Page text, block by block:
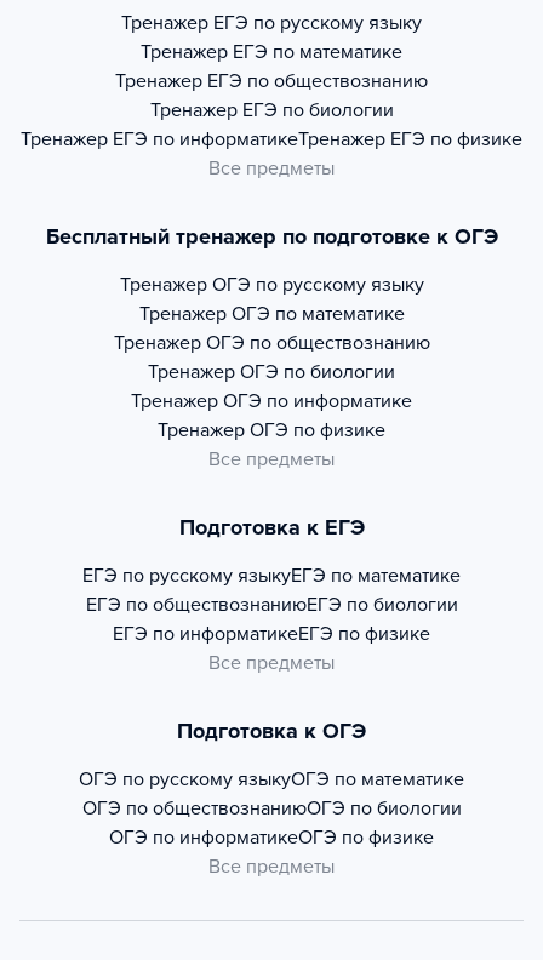
Тренажер ЕГЭ по русскому языку
Тренажер ЕГЭ по математике
Тренажер ЕГЭ по обществознанию
Тренажер ЕГЭ по биологии
Тренажер ЕГЭ по информатикеТренажер ЕГЭ по физике
Все предметы
Бесплатный тренажер по подготовке к ОГЭ
Тренажер ОГЭ по русскому языку
Тренажер ОГЭ по математике
Тренажер ОГЭ по обществознанию
Тренажер ОГЭ по биологии
Тренажер ОГЭ по информатике
Тренажер ОГЭ по физике
Все предметы
Подготовка к ЕГЭ
ЕГЭ по русскому языкуЕГЭ по математике
ЕГЭ по обществознаниюЕГЭ по биологии
ЕГЭ по информатикеЕГЭ по физике
Все предметы
Подготовка к ОГЭ
ОГЭ по русскому языкуОГЭ по математике
ОГЭ по обществознаниюОГЭ по биологии
ОГЭ по информатикеОГЭ по физике
Все предметы